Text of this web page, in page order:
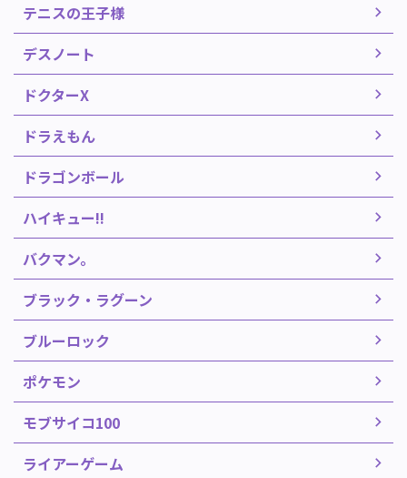
テニスの王子様
デスノート
ドクターX
ドラえもん
ドラゴンボール
ハイキュー!!
バクマン。
ブラック・ラグーン
ブルーロック
ポケモン
モブサイコ100
ライアーゲーム